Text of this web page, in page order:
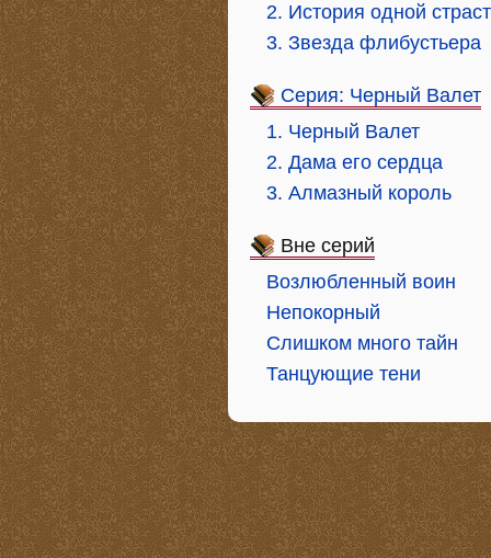
2. История одной
3. Звезда флибустьера
Серия: Черный Валет
1. Черный Валет
2. Дама его сердца
3. Алмазный король
Вне серий
Возлюбленный воин
Непокорный
Слишком много тайн
Танцующие тени